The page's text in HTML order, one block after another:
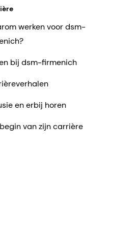
werken voor dsm-
bij dsm-firmenich
en erbij horen
van zijn carrière